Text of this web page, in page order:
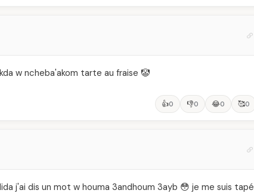
w ncheba'akom tarte au fraise 🤡
👍0 👎0 😂0 🥰0
j'ai dis un mot w houma 3andhoum 3ayb 😳 je me suis tapé